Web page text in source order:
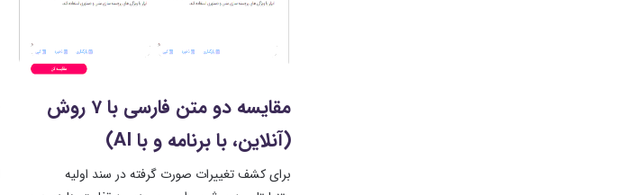
مقایسه دو متن فارسی با 7 روش
(آنلاین، با برنامه و با AI)
برای کشف تغییرات صورت گرفته در سند اولیه